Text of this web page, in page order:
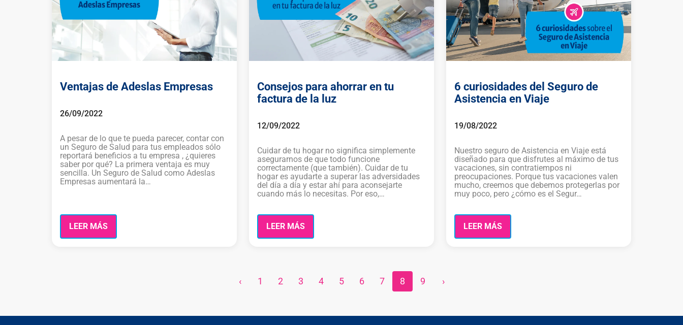
Ventajas de Adeslas Empresas
26/09/2022
A pesar de lo que te pueda parecer, contar con
un Seguro de Salud para tus empleados sólo
reportará beneficios a tu empresa , ¿quieres
saber por qué? La primera ventaja es muy
sencilla. Un Seguro de Salud como Adeslas
Empresas aumentará la…
LEER MÁS
Consejos para ahorrar en tu
factura de la luz
12/09/2022
Cuidar de tu hogar no significa simplemente
asegurarnos de que todo funcione
correctamente (que también). Cuidar de tu
hogar es ayudarte a superar las adversidades
del día a día y estar ahí para aconsejarte
cuando más lo necesitas. Por eso,…
LEER MÁS
6 curiosidades del Seguro de
Asistencia en Viaje
19/08/2022
Nuestro seguro de Asistencia en Viaje está
diseñado para que disfrutes al máximo de tus
vacaciones, sin contratiempos ni
preocupaciones. Porque tus vacaciones valen
mucho, creemos que debemos protegerlas por
muy poco, pero ¿cómo es el Segur…
LEER MÁS
‹ 1 2 3 4 5 6 7 8 9 ›